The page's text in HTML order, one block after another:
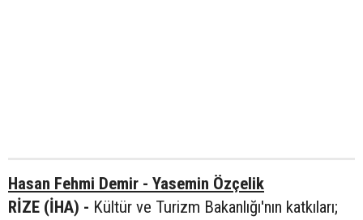
Hasan Fehmi Demir - Yasemin Özçelik
RİZE (İHA) - Kültür ve Turizm Bakanlığı'nın katkıları;